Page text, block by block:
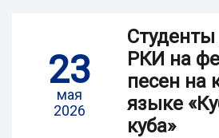
23
мая
2026
Студенты
РКИ на
песен на
языке
куба»